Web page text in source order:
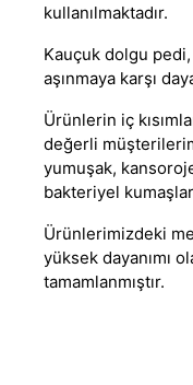
kullanılmaktadır.
Kauçuk dolgu pedi,
aşınmaya karşı
Ürünlerin iç
değerli
yumuşak,
bakteriyel kumaşlar
Ürünlerimizdeki
yüksek dayanımı
tamamlanmıştır.